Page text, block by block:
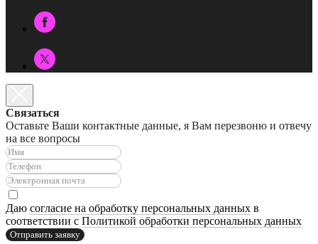
Связаться
Оставьте Ваши контактные данные, я Вам перезвоню и отвечу
на все вопросы
Даю согласие на обработку персональных данных в
соответствии с Политикой обработки персональных данных
Отправить заявку